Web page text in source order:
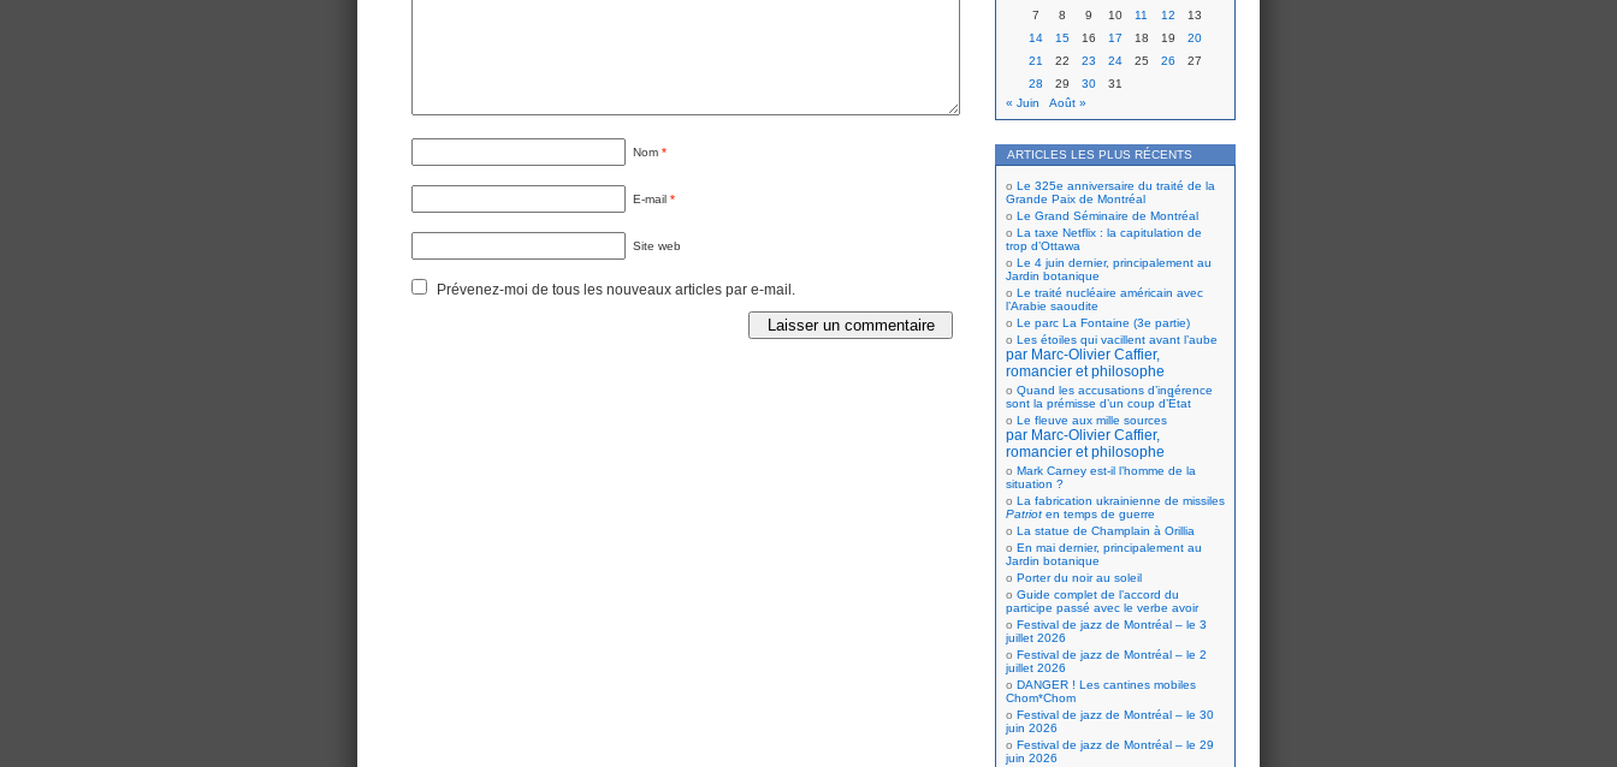
Nom *
E-mail *
Site web
Prévenez-moi de tous les nouveaux articles par e-mail.
7
8 9 10 11 12
13
14
15 16 17 18 19
20
21
22 23 24 25 26
27
28
29 30
31
« Juin
Août »
ARTICLES LES PLUS RÉCENTS
Le 325e anniversaire du traité de la
Grande Paix de Montréal
Le Grand Séminaire de Montréal
La taxe Netflix : la capitulation de
trop d’Ottawa
Le 4 juin dernier, principalement au
Jardin botanique
Le traité nucléaire américain avec
l’Arabie saoudite
Le parc La Fontaine (3e partie)
Les étoiles qui vacillent avant l’aube
par Marc-Olivier Caffier,
romancier et philosophe
Quand les accusations d’ingérence
sont la prémisse d’un coup d’État
Le fleuve aux mille sources
par Marc-Olivier Caffier,
romancier et philosophe
Mark Carney est-il l’homme de la
situation ?
La fabrication ukrainienne de missiles
Patriot en temps de guerre
La statue de Champlain à Orillia
En mai dernier, principalement au
Jardin botanique
Porter du noir au soleil
Guide complet de l’accord du
participe passé avec le verbe avoir
Festival de jazz de Montréal – le 3
juillet 2026
Festival de jazz de Montréal – le 2
juillet 2026
DANGER ! Les cantines mobiles
Chom*Chom
Festival de jazz de Montréal – le 30
juin 2026
Festival de jazz de Montréal – le 29
juin 2026